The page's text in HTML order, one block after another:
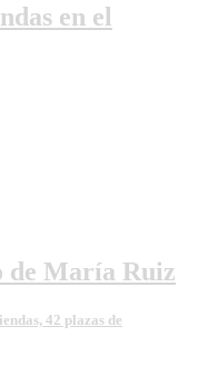
en el
de María Ruiz
42 plazas de